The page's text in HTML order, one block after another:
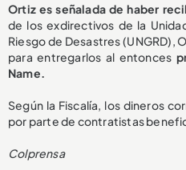
Ortiz es señalada de haber
de los exdirectivos de la
Riesgo de Desastres (UNGRD),
para entregarlos al entonces
Name.
Según la Fiscalía, los dineros
por parte de contratistas
Colprensa